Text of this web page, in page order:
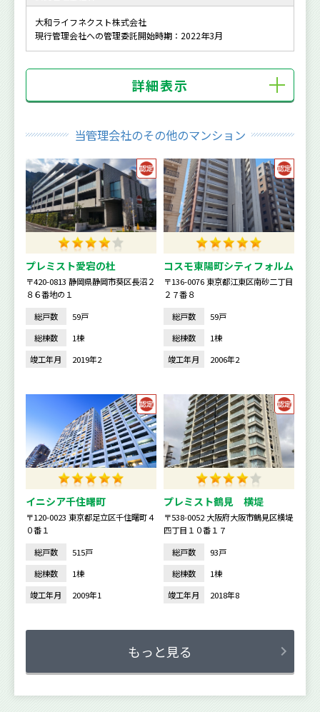
大和ライフネクスト株式会社
現行管理会社への管理委託開始時期：2022年3月
詳細表示
当管理会社のその他のマンション
プレミスト愛宕の杜
〒420-0813 静岡県静岡市葵区長沼２
８６番地の１
総戸数
59戸
総棟数
1棟
竣工年月
2019年2
コスモ東陽町シティフォルム
〒136-0076 東京都江東区南砂二丁目
２７番８
総戸数
59戸
総棟数
1棟
竣工年月
2006年2
イニシア千住曙町
〒120-0023 東京都足立区千住曙町４
０番１
総戸数
515戸
総棟数
1棟
竣工年月
2009年1
プレミスト鶴見 横堤
〒538-0052 大阪府大阪市鶴見区横堤
四丁目１０番１７
総戸数
93戸
総棟数
1棟
竣工年月
2018年8
もっと見る